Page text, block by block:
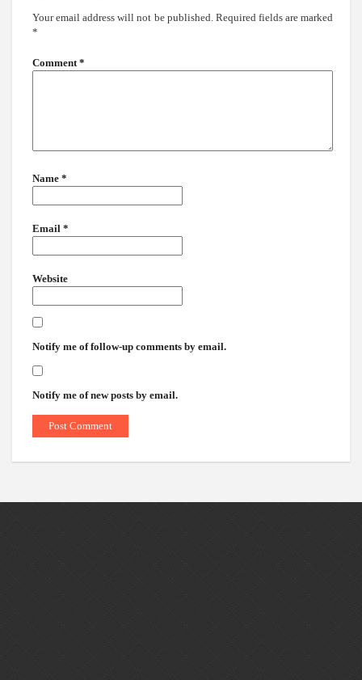
Your email address will not be published. Required fields are marked
*
Comment *
Name *
Email *
Website
Notify me of follow-up comments by email.
Notify me of new posts by email.